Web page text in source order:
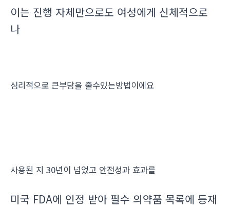
이는 진행 자체만으로도 여성에게 신체적으로
나
심리적으로 큰부담을 줄수있는방법이에요
사용된 지 30년이 넘었고 안전성과 효과를
미국 FDA에 인정 받아 필수 의약품 목록에 등재